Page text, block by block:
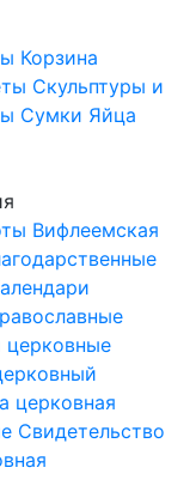
Корзина
Скульптуры и
Сумки Яйца
Вифлеемская
церковные
церковная
Свидетельство